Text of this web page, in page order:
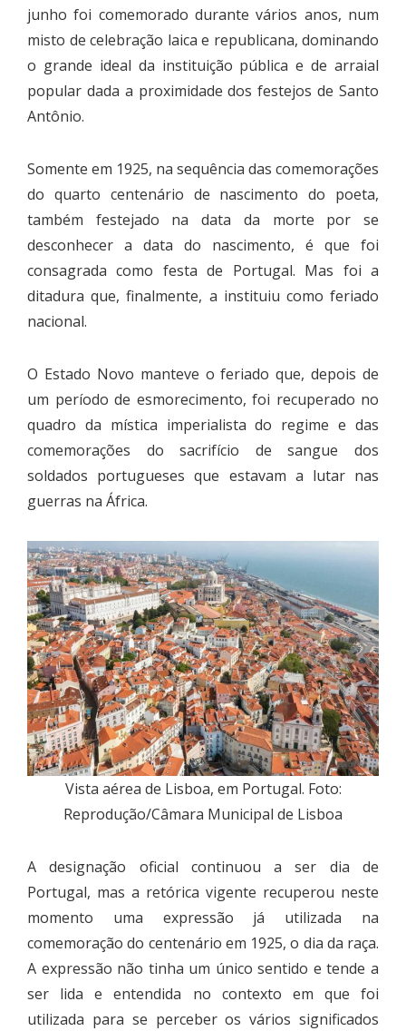
junho foi comemorado durante vários anos, num
misto de celebração laica e republicana, dominando
o grande ideal da instituição pública e de arraial
popular dada a proximidade dos festejos de Santo
Antônio.
Somente em 1925, na sequência das comemorações
do quarto centenário de nascimento do poeta,
também festejado na data da morte por se
desconhecer a data do nascimento, é que foi
consagrada como festa de Portugal. Mas foi a
ditadura que, finalmente, a instituiu como feriado
nacional.
O Estado Novo manteve o feriado que, depois de
um período de esmorecimento, foi recuperado no
quadro da mística imperialista do regime e das
comemorações do sacrifício de sangue dos
soldados portugueses que estavam a lutar nas
guerras na África.
Vista aérea de Lisboa, em Portugal. Foto:
Reprodução/Câmara Municipal de Lisboa
A designação oficial continuou a ser dia de
Portugal, mas a retórica vigente recuperou neste
momento uma expressão já utilizada na
comemoração do centenário em 1925, o dia da raça.
A expressão não tinha um único sentido e tende a
ser lida e entendida no contexto em que foi
utilizada para se perceber os vários significados